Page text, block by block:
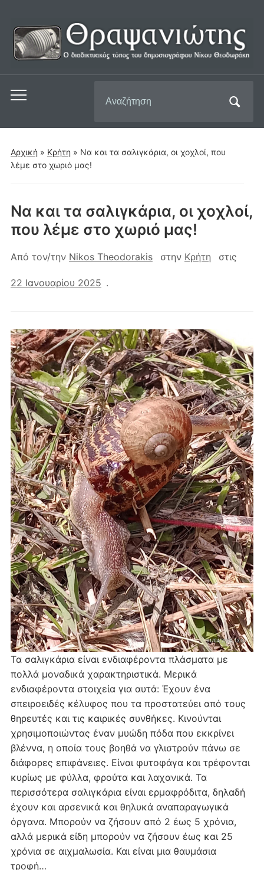
Εναλλαγή
μενού
για
κινητά
για:
Αρχική » Κρήτη » Να και τα σαλιγκάρια, οι χοχλοί, που
λέμε στο χωριό μας!
Να και τα σαλιγκάρια, οι χοχλοί,
που λέμε στο χωριό μας!
Από τον/την Nikos Theodorakis στην Κρήτη στις
22 Ιανουαρίου 2025 .
Τα σαλιγκάρια είναι ενδιαφέροντα πλάσματα με
πολλά μοναδικά χαρακτηριστικά. Mερικά
ενδιαφέροντα στοιχεία για αυτά: Έχουν ένα
σπειροειδές κέλυφος που τα προστατεύει από τους
θηρευτές και τις καιρικές συνθήκες. Κινούνται
χρησιμοποιώντας έναν μυώδη πόδα που εκκρίνει
βλέννα, η οποία τους βοηθά να γλιστρούν πάνω σε
διάφορες επιφάνειες. Είναι φυτοφάγα και τρέφονται
κυρίως με φύλλα, φρούτα και λαχανικά. Τα
περισσότερα σαλιγκάρια είναι ερμαφρόδιτα, δηλαδή
έχουν και αρσενικά και θηλυκά αναπαραγωγικά
όργανα. Μπορούν να ζήσουν από 2 έως 5 χρόνια,
αλλά μερικά είδη μπορούν να ζήσουν έως και 25
χρόνια σε αιχμαλωσία. Και είναι μια θαυμάσια
τροφή…